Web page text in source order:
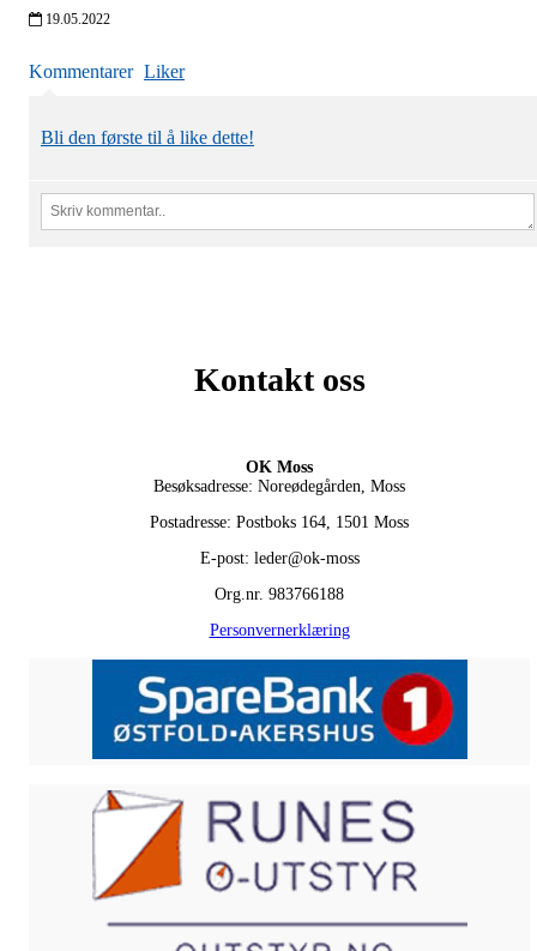
19.05.2022
Kommentarer Liker
Bli den første til å like dette!
Kontakt oss
OK Moss
Besøksadresse: Noreødegården, Moss
Postadresse: Postboks 164, 1501 Moss
E-post: leder@ok-moss
Org.nr. 983766188
Personvernerklæring